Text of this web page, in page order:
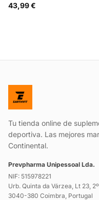
43,99 €
Tu tienda online de
deportiva. Las mejores
Continental.
Prevpharma Unipessoal Lda.
NIF: 515978221
Urb. Quinta da Várzea, Lt 23,
3040-380 Coimbra, Portugal